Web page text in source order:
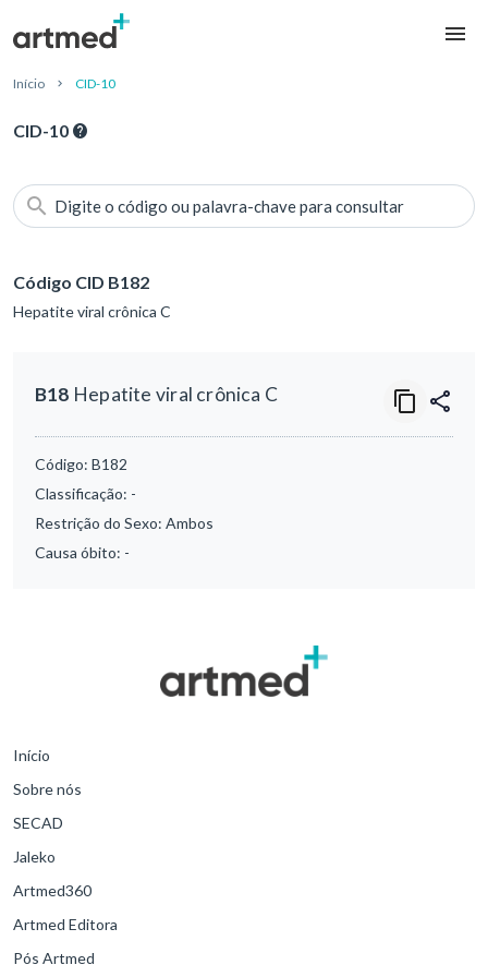
Início CID-10
CID-10
Digite o código ou palavra-chave para consultar
Código CID B182
Hepatite viral crônica C
B18 Hepatite viral crônica C
Código: B182
Classificação: -
Restrição do Sexo: Ambos
Causa óbito: -
Início
Sobre nós
SECAD
Jaleko
Artmed360
Artmed Editora
Pós Artmed